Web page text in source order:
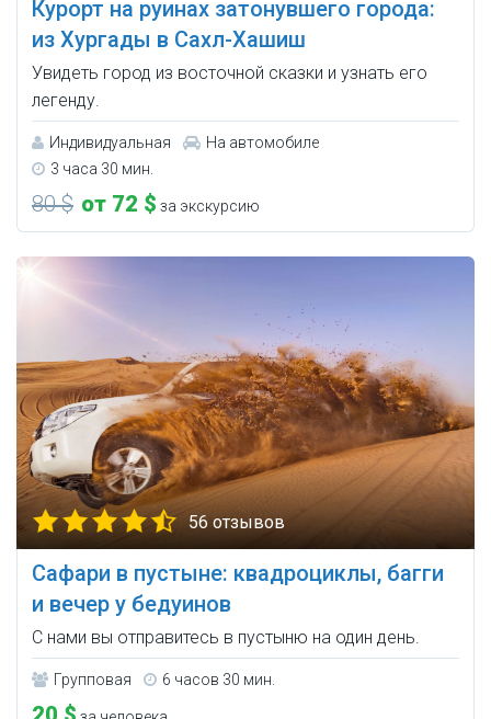
Курорт на руинах затонувшего города:
из Хургады в Сахл-Хашиш
Увидеть город из восточной сказки и узнать его
легенду.
Индивидуальная
На автомобиле
3 часа 30 мин.
80 $ от 72 $ за экскурсию
56 отзывов
Сафари в пустыне: квадроциклы, багги
и вечер у бедуинов
С нами вы отправитесь в пустыню на один день.
Групповая 6 часов 30 мин.